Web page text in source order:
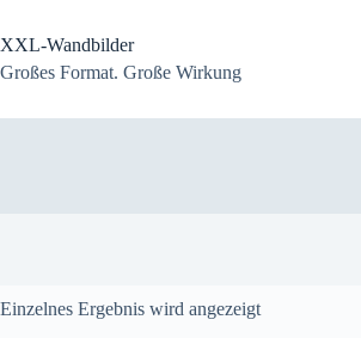
springen
XXL-Wandbilder
Großes Format. Große Wirkung
Einzelnes Ergebnis wird angezeigt